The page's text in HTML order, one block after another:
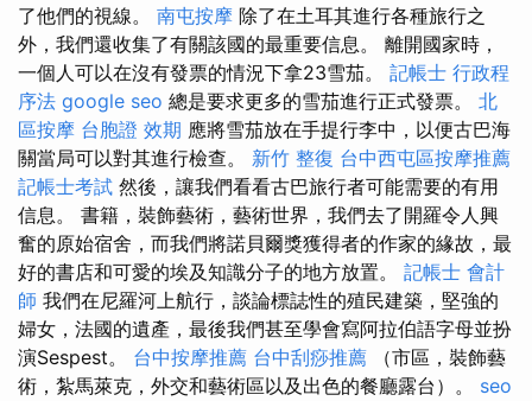
了他們的視線。 南屯按摩 除了在土耳其進行各種旅行之
外，我們還收集了有關該國的最重要信息。 離開國家時，
一個人可以在沒有發票的情況下拿23雪茄。 記帳士 行政程
序法 google seo 總是要求更多的雪茄進行正式發票。 北
區按摩 台胞證 效期 應將雪茄放在手提行李中，以便古巴海
關當局可以對其進行檢查。 新竹 整復 台中西屯區按摩推薦
記帳士考試 然後，讓我們看看古巴旅行者可能需要的有用
信息。 書籍，裝飾藝術，藝術世界，我們去了開羅令人興
奮的原始宿舍，而我們將諾貝爾獎獲得者的作家的緣故，最
好的書店和可愛的埃及知識分子的地方放置。 記帳士 會計
師 我們在尼羅河上航行，談論標誌性的殖民建築，堅強的
婦女，法國的遺產，最後我們甚至學會寫阿拉伯語字母並扮
演Sespest。 台中按摩推薦 台中刮痧推薦 （市區，裝飾藝
術，紮馬萊克，外交和藝術區以及出色的餐廳露台）。 seo